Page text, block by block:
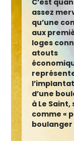
C’est
assez
qu’une
aux
loges
atouts
d’une
à Le Saint,
comme «
boulanger